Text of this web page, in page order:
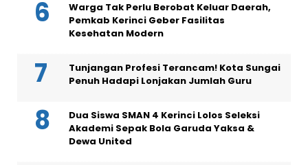
Warga Tak Perlu Berobat Keluar Daerah,
Pemkab Kerinci Geber Fasilitas
Kesehatan Modern
Tunjangan Profesi Terancam! Kota Sungai
Penuh Hadapi Lonjakan Jumlah Guru
Dua Siswa SMAN 4 Kerinci Lolos Seleksi
Akademi Sepak Bola Garuda Yaksa &
Dewa United